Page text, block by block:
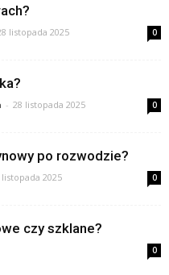
listopada 2025 0
- 28 listopada 2025 0
po rozwodzie?
listopada 2025 0
czy szklane?
0